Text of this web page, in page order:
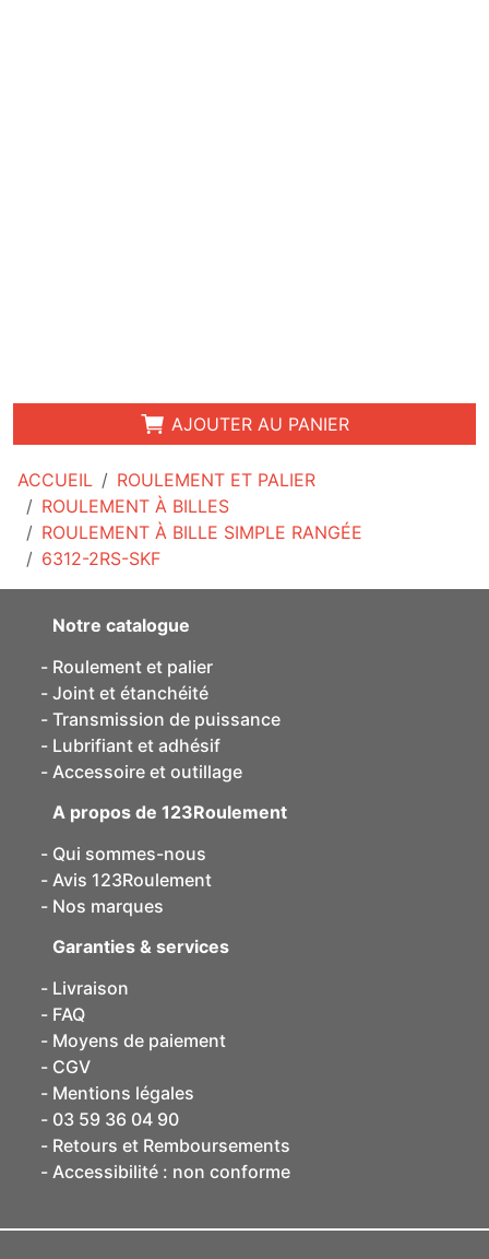
ACCUEIL
ROULEMENT ET PALIER
ROULEMENT À BILLES
ROULEMENT À BILLE SIMPLE RANGÉE
6312-2RS-SKF
AJOUTER AU PANIER
Notre catalogue
Roulement et palier
Joint et étanchéité
Transmission de puissance
Lubrifiant et adhésif
Accessoire et outillage
A propos de 123Roulement
Qui sommes-nous
Avis 123Roulement
Nos marques
Garanties & services
Livraison
FAQ
Moyens de paiement
CGV
Mentions légales
03 59 36 04 90
Retours et Remboursements
Accessibilité : non conforme